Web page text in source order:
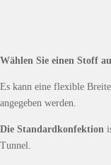
Wählen Sie einen Stoff
Es kann eine flexible
angegeben werden.
Die Standardkonfektion
Tunnel.